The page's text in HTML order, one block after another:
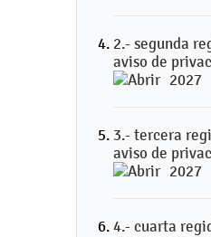
2.- segunda
aviso de
2027
3.- tercera
aviso de
2027
4.- cuarta